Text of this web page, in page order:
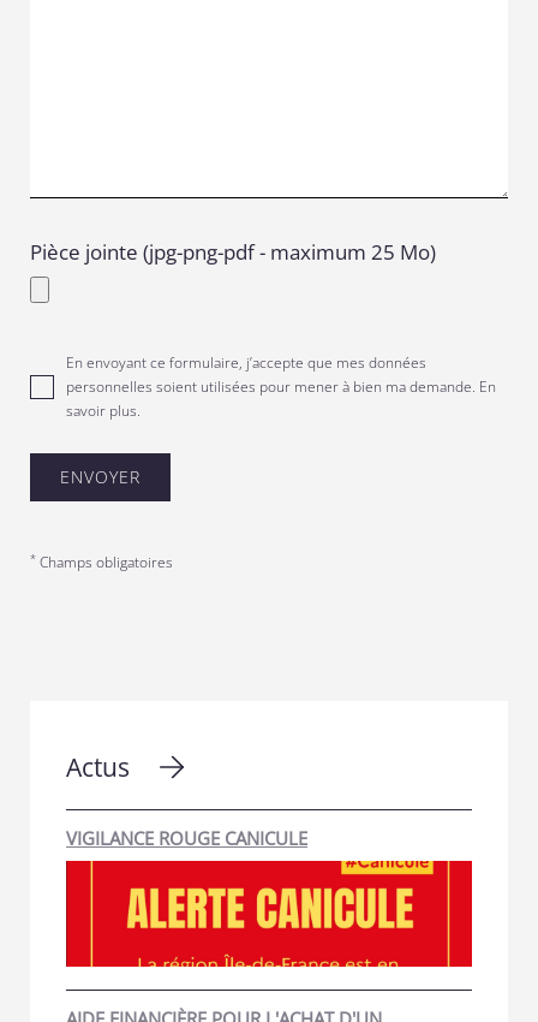
Pièce jointe (jpg-png-pdf - maximum 25 Mo)
En envoyant ce formulaire, j’accepte que mes données
personnelles soient utilisées pour mener à bien ma demande. En
savoir plus.
* Champs obligatoires
Actus
VIGILANCE ROUGE CANICULE